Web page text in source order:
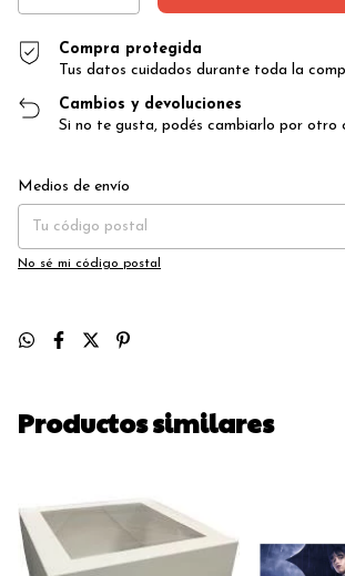
Compra protegida
Tus datos cuidados durante toda la
Cambios y devoluciones
Si no te gusta, podés cambiarlo por otro
Entregas para el CP:
Medios de envío
No sé mi código postal
Productos similares